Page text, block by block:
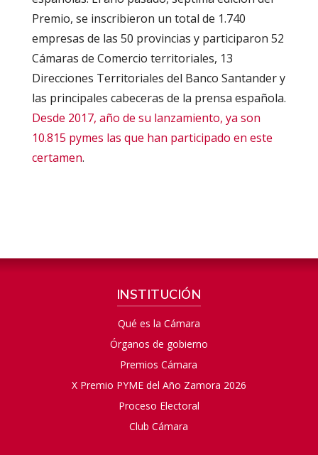
Premio, se inscribieron un total de 1.740
empresas de las 50 provincias y participaron 52
Cámaras de Comercio territoriales, 13
Direcciones Territoriales del Banco Santander y
las principales cabeceras de la prensa española.
Desde 2017, año de su lanzamiento, ya son
10.815 pymes las que han participado en este
certamen.
INSTITUCIÓN
Qué es la Cámara
Órganos de gobierno
Premios Cámara
X Premio PYME del Año Zamora 2026
Proceso Electoral
Club Cámara